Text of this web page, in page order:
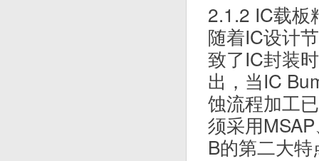
2.1.2 IC载板
随着IC设计
致了IC封装
出，当IC
蚀流程加工
须采用
B的第二大特